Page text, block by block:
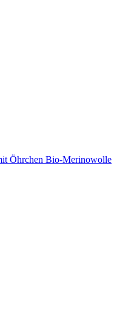
Öhrchen Bio-Merinowolle